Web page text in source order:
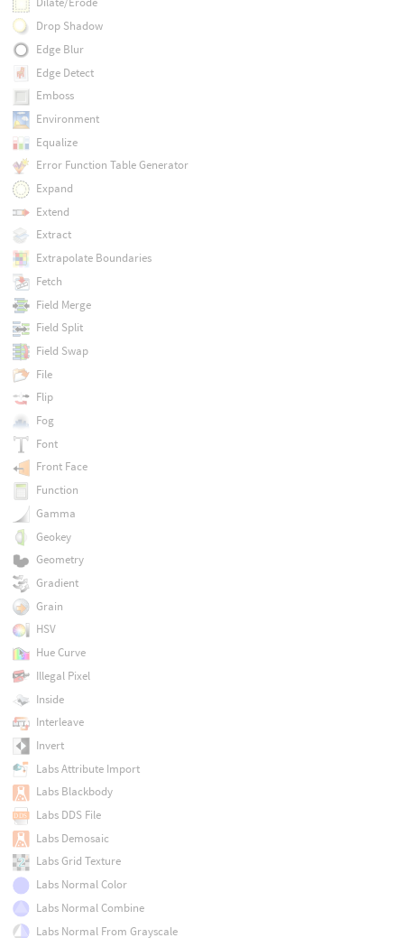
Drop Shadow
Edge Blur
Edge Detect
Emboss
Environment
Equalize
Error Function Table Generator
Expand
Extend
Extract
Extrapolate Boundaries
Fetch
Field Merge
Field Split
Field Swap
File
Flip
Fog
Font
Front Face
Function
Gamma
Geokey
Geometry
Gradient
Grain
HSV
Hue Curve
Illegal Pixel
Inside
Interleave
Invert
Labs Attribute Import
Labs Blackbody
Labs DDS File
Labs Demosaic
Labs Grid Texture
Labs Normal Color
Labs Normal Combine
Labs Normal From Grayscale